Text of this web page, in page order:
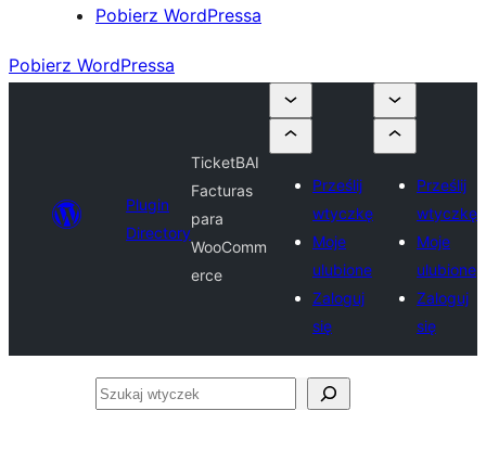
Pobierz WordPressa
Pobierz WordPressa
Plugin
Directory
TicketBAI
Facturas
para
WooComm
erce
Prześlij
wtyczkę
Moje
ulubione
Zaloguj
się
Prześlij
wtyczkę
Moje
ulubione
Zaloguj
się
Szukaj